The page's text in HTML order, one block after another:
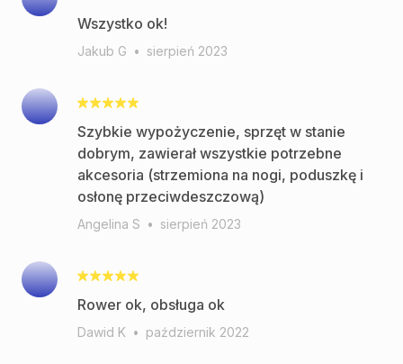
Wszystko ok!
Jakub G • sierpień 2023
Szybkie wypożyczenie, sprzęt w stanie
dobrym, zawierał wszystkie potrzebne
akcesoria (strzemiona na nogi, poduszkę i
osłonę przeciwdeszczową)
Angelina S • sierpień 2023
Rower ok, obsługa ok
Dawid K • październik 2022